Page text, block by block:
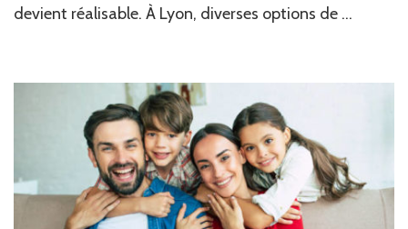
intégrer
placement
long
terme
pour
garantir
la
sécurité
devient réalisable. À Lyon, diverses options de …